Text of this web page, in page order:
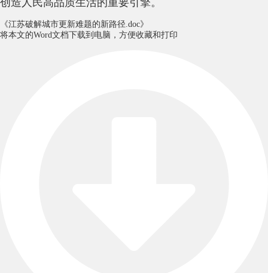
创造人民高品质生活的重要引擎。
《江苏破解城市更新难题的新路径.doc》
将本文的Word文档下载到电脑，方便收藏和打印